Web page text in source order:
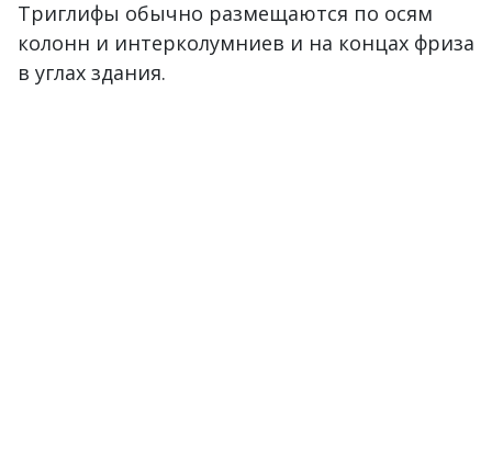
Триглифы обычно размещаются по осям
колонн и интерколумниев и на концах фриза
в углах здания.